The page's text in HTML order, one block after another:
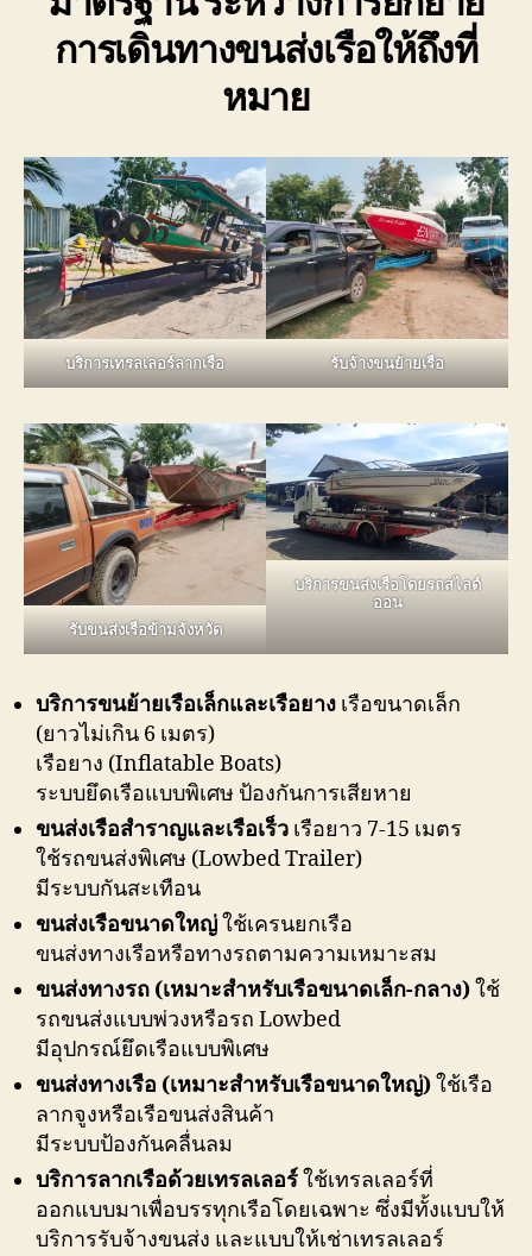
การเดินทางขนส่งเรือให้ถึงที่
หมาย
บริการเทรลเลอร์ลากเรือ รับจ้างขนย้ายเรือ
รับขนส่งเรือข้ามจังหวัด
บริการขนส่งเรือโดยรถสไลด์
ออน
บริการขนย้ายเรือเล็กและเรือยาง เรือขนาดเล็ก
(ยาวไม่เกิน 6 เมตร)
เรือยาง (Inflatable Boats)
ระบบยึดเรือแบบพิเศษ ป้องกันการเสียหาย
ขนส่งเรือสำราญและเรือเร็ว เรือยาว 7-15 เมตร
ใช้รถขนส่งพิเศษ (Lowbed Trailer)
มีระบบกันสะเทือน
ขนส่งเรือขนาดใหญ่ใช้เครนยกเรือ
ขนส่งทางเรือหรือทางรถตามความเหมาะสม
ขนส่งทางรถ (เหมาะสำหรับเรือขนาดเล็ก-กลาง)ใช้
รถขนส่งแบบพ่วงหรือรถ Lowbed
มีอุปกรณ์ยึดเรือแบบพิเศษ
ขนส่งทางเรือ (เหมาะสำหรับเรือขนาดใหญ่)ใช้เรือ
ลากจูงหรือเรือขนส่งสินค้า
มีระบบป้องกันคลื่นลม
บริการลากเรือด้วยเทรลเลอร์ใช้เทรลเลอร์ที่
ออกแบบมาเพื่อบรรทุกเรือโดยเฉพาะ ซึ่งมีทั้งแบบให้
บริการรับจ้างขนส่ง และแบบให้เช่าเทรลเลอร์